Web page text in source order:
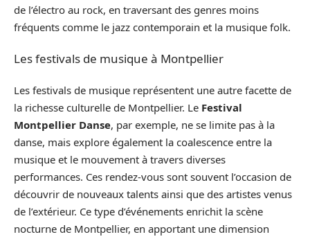
de l’électro au rock, en traversant des genres moins
fréquents comme le jazz contemporain et la musique folk.
Les festivals de musique à Montpellier
Les festivals de musique représentent une autre facette de
la richesse culturelle de Montpellier. Le Festival
Montpellier Danse, par exemple, ne se limite pas à la
danse, mais explore également la coalescence entre la
musique et le mouvement à travers diverses
performances. Ces rendez-vous sont souvent l’occasion de
découvrir de nouveaux talents ainsi que des artistes venus
de l’extérieur. Ce type d’événements enrichit la scène
nocturne de Montpellier, en apportant une dimension